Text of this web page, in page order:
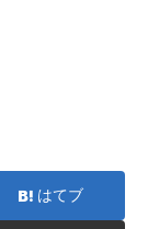
はてブ